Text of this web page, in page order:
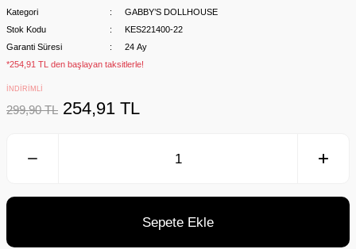
Kategori
GABBY’S DOLLHOUSE
Stok Kodu
KES221400-22
Garanti Süresi
24 Ay
*254,91 TL den başlayan taksitlerle!
İNDİRİMLİ
299,90 TL 254,91 TL
Sepete Ekle